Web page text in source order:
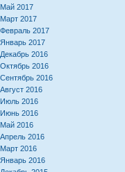
Май 2017
Март 2017
Февраль 2017
Январь 2017
Декабрь 2016
Октябрь 2016
Сентябрь 2016
Август 2016
Июль 2016
Июнь 2016
Май 2016
Апрель 2016
Март 2016
Январь 2016